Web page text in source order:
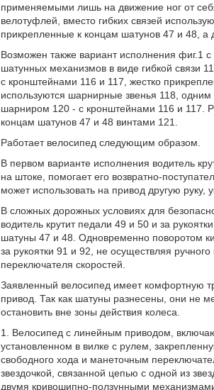
применяемыми лишь на движение ног от
велотуфлей, вместо гибких связей
прикрепленные к концам шатунов 47 и 48,
Возможен также вариант исполнения фиг.1
шатунных механизмов в виде гибкой связи
с кронштейнами 116 и 117, жестко
используются шарнирные звенья 118,
шарниром 120 - с кронштейнами 116 и 117.
концам шатунов 47 и 48 винтами 121.
Работает велосипед следующим образом.
В первом варианте исполнения водитель
на штоке, помогает его возвратно-
может использовать на привод другую руку,
В сложных дорожных условиях для
водитель крутит педали 49 и 50 и за
шатуны 47 и 48. Одновременно поворотом
за рукоятки 91 и 92, не осуществляя
переключателя скоростей.
Заявленный велосипед имеет комфортную
привод. Так как шатуны разнесены, они не
остановить вне зоны действия колеса.
1. Велосипед с линейным приводом,
установленном в вилке с рулем,
свободного хода и манеточным
звездочкой, связанной цепью с одной из
двумя кривошипно-ползунными